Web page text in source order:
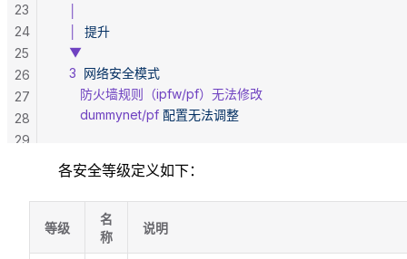
  提升
   ▼
   3
  网络安全模式
      防火墙规则（ipfw/pf）无法修改
      dummynet/pf
配置无法调整
23
24
25
26
27
28
29
各安全等级定义如下：
等级
名
称
说明